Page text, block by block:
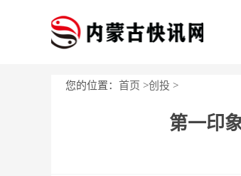
您的位置： 首页 >创投 >
第一印